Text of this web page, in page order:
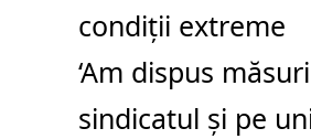
condiții extreme
‘Am dispus
sindicatul și pe